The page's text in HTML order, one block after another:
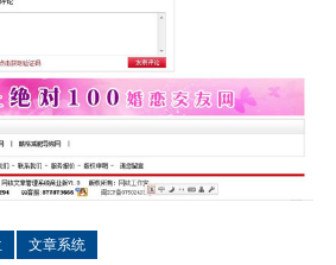
文章系统